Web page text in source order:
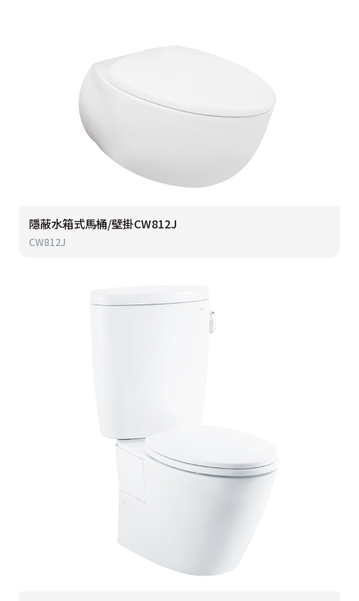
隱蔽水箱式馬桶/壁掛CW812J
CW812J